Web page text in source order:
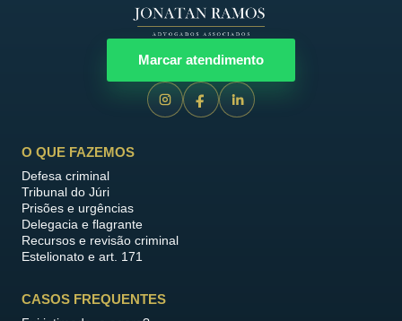
Marcar atendimento
O QUE FAZEMOS
Defesa criminal
Tribunal do Júri
Prisões e urgências
Delegacia e flagrante
Recursos e revisão criminal
Estelionato e art. 171
CASOS FREQUENTES